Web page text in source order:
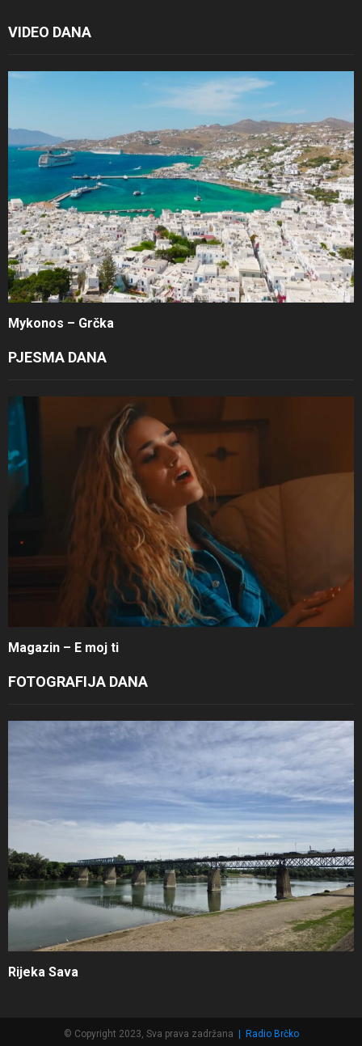
VIDEO DANA
Mykonos – Grčka
PJESMA DANA
Magazin – E moj ti
FOTOGRAFIJA DANA
Rijeka Sava
© Copyright 2023, Sva prava zadržana Radio Brčko